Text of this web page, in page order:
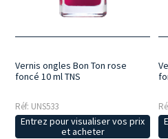
Vernis ongles Bon Ton rose
foncé 10 ml TNS
Réf: UNS533
Entrez pour visualiser vos prix
et acheter